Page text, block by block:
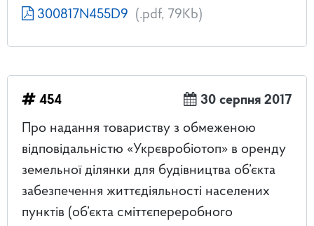
300817N455D9 (.pdf, 79Kb)
454
30 серпня 2017
Про надання товариству з обмеженою
відповідальністю «Укрєвробіотоп» в оренду
земельної ділянки для будівництва об’єкта
забезпечення життєдіяльності населених
пунктів (об’єкта сміттєпереробного